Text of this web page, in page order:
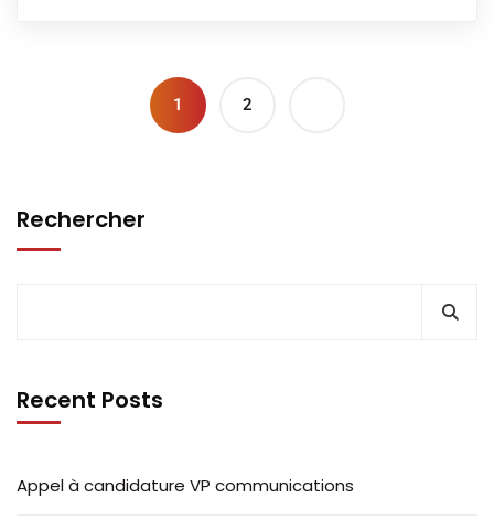
1 2
Rechercher
Recent Posts
Appel à candidature VP communications